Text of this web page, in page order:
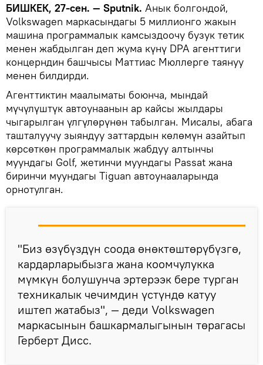
БИШКЕК, 27-сен. — Sputnik. Анык болгондой,
Volkswagen маркасындагы 5 миллионго жакын
машина программалык камсыздоочу бузук тетик
менен жабдылган деп жума күнү DPA агенттиги
концерндин башчысы Маттиас Мюллерге таянуу
менен билдирди.
Агенттиктин маалыматы боюнча, мындай
мүчүлүштүк автоунаанын ар кайсы жылдары
чыгарылган үлгүлөрүнөн табылган. Мисалы, абага
ташталуучу зыяндуу заттардын көлөмүн азайтып
көрсөткөн программалык жабдуу алтынчы
муундагы Golf, жетинчи муундагы Passat жана
биринчи муундагы Tiguan автоунааларында
орнотулган.
"Биз өзүбүздүн соода өнөктөштөрүбүзгө,
кардарларыбызга жана коомчулукка
мүмкүн болушунча эртерээк бере турган
техникалык чечимдин үстүндө катуу
иштеп жатабыз", — деди Volkswagen
маркасынын башкармалыгынын төрагасы
Герберт Дисс.